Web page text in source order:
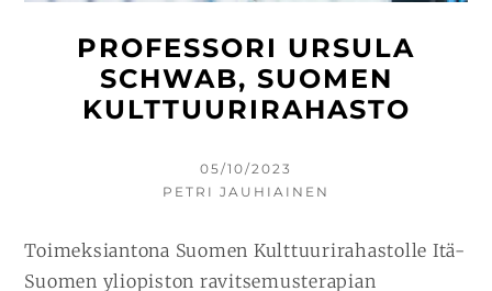
PROFESSORI URSULA
SCHWAB, SUOMEN
KULTTUURIRAHASTO
KIRJOITETTU
05/10/2023
KIRJOITTAJA
PETRI JAUHIAINEN
Toimeksiantona Suomen Kulttuurirahastolle Itä-
Suomen yliopiston ravitsemusterapian